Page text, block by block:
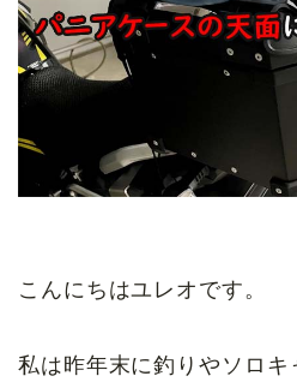
こんにちはユレオです。
私は昨年末に釣りやソロ